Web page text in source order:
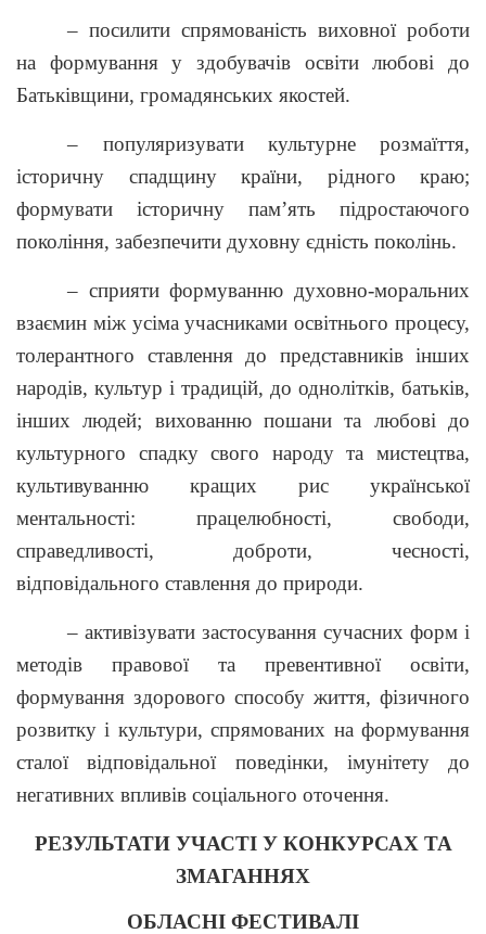
– посилити спрямованість виховної роботи
на формування у здобувачів освіти любові до
Батьківщини, громадянських якостей.
– популяризувати культурне розмаїття,
історичну спадщину країни, рідного краю;
формувати історичну пам’ять підростаючого
покоління, забезпечити духовну єдність поколінь.
– сприяти формуванню духовно-моральних
взаємин між усіма учасниками освітнього процесу,
толерантного ставлення до представників інших
народів, культур і традицій, до однолітків, батьків,
інших людей; вихованню пошани та любові до
культурного спадку свого народу та мистецтва,
культивуванню кращих рис української
ментальності: працелюбності, свободи,
справедливості, доброти, чесності,
відповідального ставлення до природи.
– активізувати застосування сучасних форм і
методів правової та превентивної освіти,
формування здорового способу життя, фізичного
розвитку і культури, спрямованих на формування
сталої відповідальної поведінки, імунітету до
негативних впливів соціального оточення.
РЕЗУЛЬТАТИ УЧАСТІ У КОНКУРСАХ ТА
ЗМАГАННЯХ
ОБЛАСНІ ФЕСТИВАЛІ